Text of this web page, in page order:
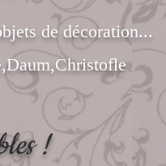
de décoration...
!